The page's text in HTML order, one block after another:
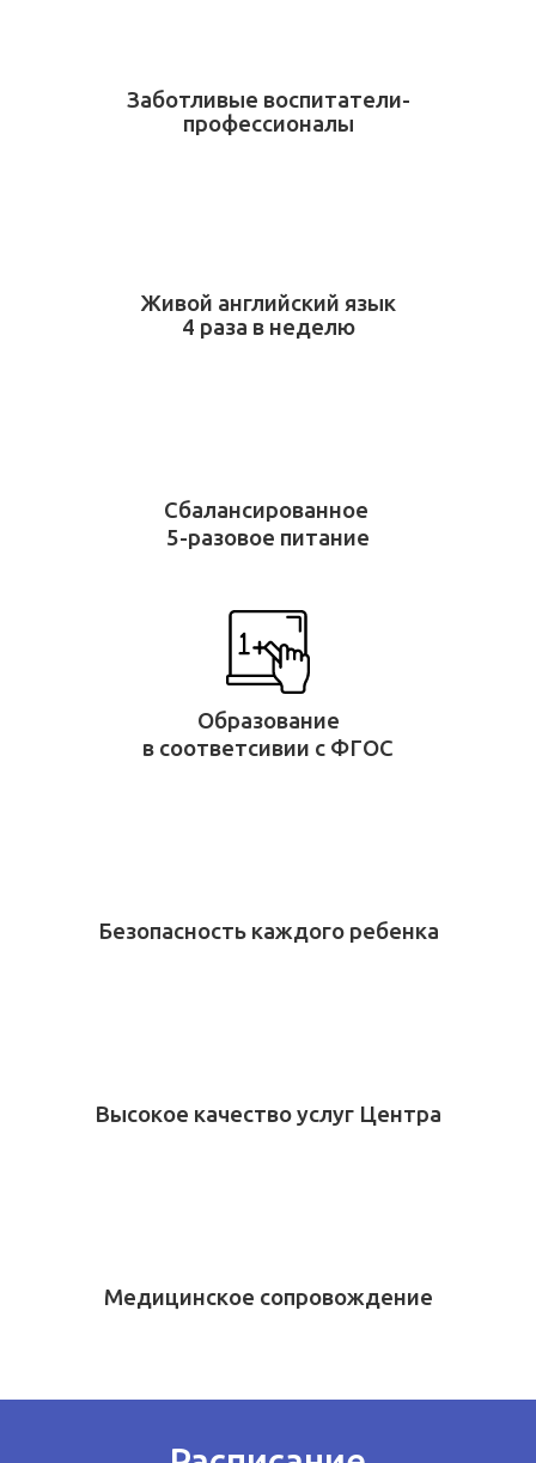
Заботливые воспитатели-
профессионалы
Живой английский язык
4 раза в неделю
Сбалансированное
5-разовое питание
Образование
в соответсивии с ФГОС
Безопасность каждого ребенка
Высокое качество услуг Центра
Медицинское сопровождение